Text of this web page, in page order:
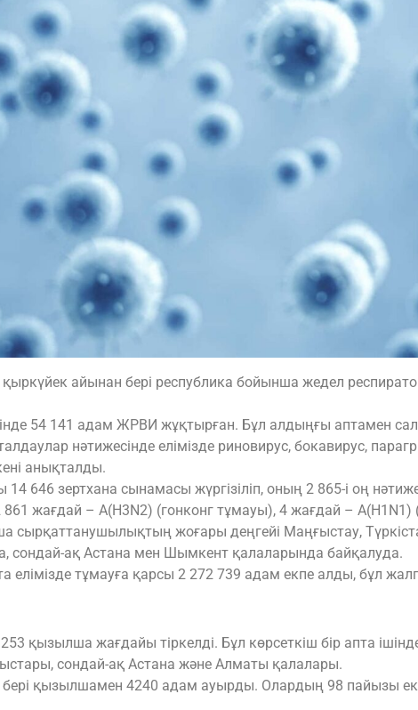
айынан бері республика бойынша жедел
54 141 адам ЖРВИ жұқтырған. Бұл алдыңғы аптамен
нәтижесінде елімізде риновирус, бокавирус,
анықталды.
14 646 зертхана сынамасы жүргізіліп, оның 2 865-і оң
861 жағдай – А(H3N2) (гонконг тұмауы), 4 жағдай –
сырқаттанушылықтың жоғары деңгейі Маңғыстау,
сондай-ақ Астана мен Шымкент қалаларында байқалуда.
елімізде тұмауға қарсы 2 272 739 адам екпе алды, бұл
қызылша жағдайы тіркелді. Бұл көрсеткіш бір апта
сондай-ақ Астана және Алматы қалалары.
қызылшамен 4240 адам ауырды. Олардың 98 пайызы